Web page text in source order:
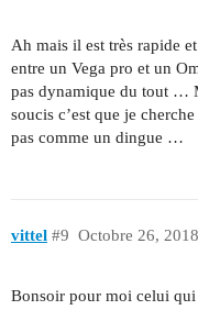
Ah mais il est très rapide
entre un Vega pro et un
pas dynamique du tout …
soucis c’est que je
pas comme un dingue …
vittel Octobre 26,
#9
Bonsoir pour moi celui